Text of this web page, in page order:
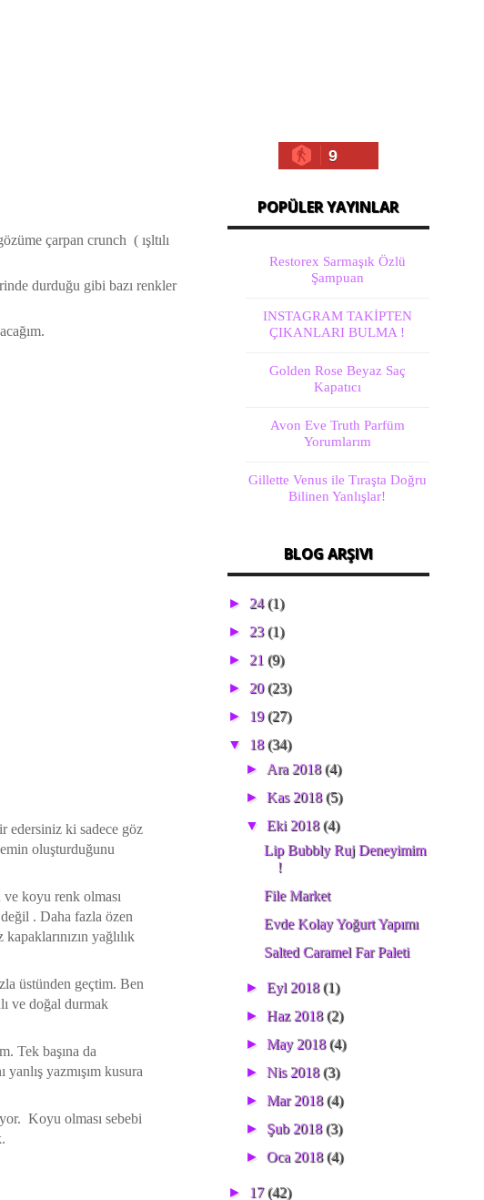
çarpan crunch ( ışltılı
durduğu gibi bazı renkler
edersiniz ki sadece göz
oluşturduğunu
koyu renk olması
değil . Daha fazla özen
yağlılık
üstünden geçtim. Ben
ve doğal durmak
Tek başına da
yazmışım kusura
Koyu olması sebebi
9
POPÜLER YAYINLAR
Restorex Sarmaşık Özlü
Şampuan
INSTAGRAM TAKİPTEN
ÇIKANLARI BULMA !
Golden Rose Beyaz Saç
Kapatıcı
Avon Eve Truth Parfüm
Yorumlarım
Gillette Venus ile Tıraşta Doğru
Bilinen Yanlışlar!
BLOG ARŞIVI
► 24(1)
► 23(1)
► 21 (9)
► 20(23)
► 19(27)
▼ 18(34)
► Ara 2018(4)
► Kas 2018(5)
▼ Eki 2018(4)
Lip Bubbly Ruj Deneyimim
!
File Market
Evde Kolay Yoğurt Yapımı
Salted Caramel Far Paleti
► Eyl 2018(1)
► Haz 2018(2)
► May 2018(4)
► Nis 2018(3)
► Mar 2018(4)
► Şub 2018(3)
► Oca 2018(4)
► 17(42)